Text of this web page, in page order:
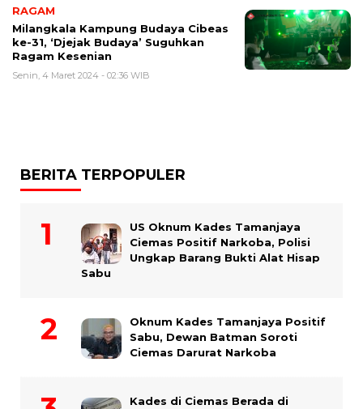
RAGAM
Milangkala Kampung Budaya Cibeas
ke-31, ‘Djejak Budaya’ Suguhkan
Ragam Kesenian
Senin, 4 Maret 2024 - 02:36 WIB
BERITA TERPOPULER
US Oknum Kades Tamanjaya
Ciemas Positif Narkoba, Polisi
Ungkap Barang Bukti Alat Hisap
Sabu
Oknum Kades Tamanjaya Positif
Sabu, Dewan Batman Soroti
Ciemas Darurat Narkoba
Kades di Ciemas Berada di